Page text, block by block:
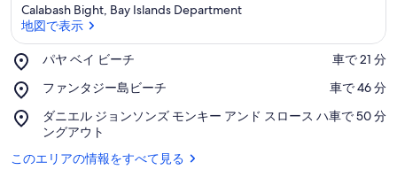
ル
ー
ム
プ
ー
Calabash Bight, Bay Islands Department
地図で表示
パヤ ベイ ビーチ
Place,
ヤ
ベ
イ
ビ
ー
チ
‪車で 21 分‬
ファンタジー島ビーチ
Place,
ァ
ン
タ
ジ
‪車で 46 分‬
ダニエル ジョンソンズ モンキー アンド スロース ハ
ングアウト
Place,
ダ
エ
‪車で 50 分‬
このエリアの情報をすべて見る